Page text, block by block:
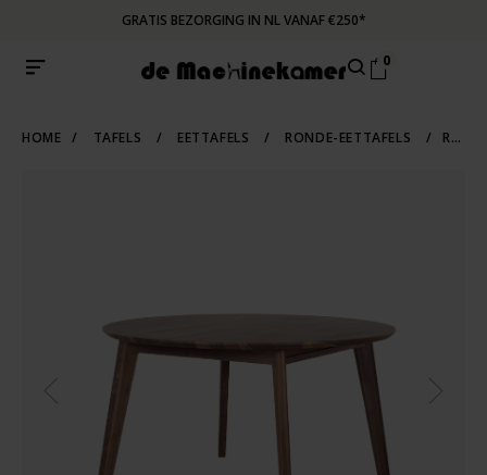
GRATIS BEZORGING IN NL VANAF €250*
0
HOME / TAFELS / EETTAFELS / RONDE-EETTAFELS / RONDE UITSCHUIFBARE TAFEL NONNE